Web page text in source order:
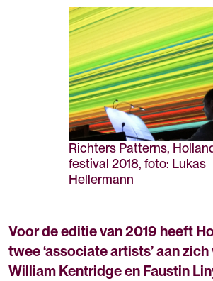
Richters Patterns,
festival 2018, foto: Lukas
Hellermann
Voor de editie van 2019 heeft
twee ‘associate artists’ aan
William Kentridge en Faustin